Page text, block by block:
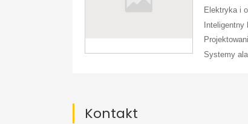
Elektryka i
Inteligentny
Systemy
Kontakt